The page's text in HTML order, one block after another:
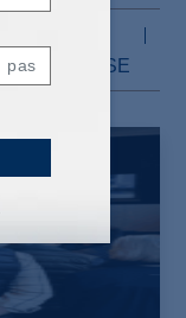
PRESSE